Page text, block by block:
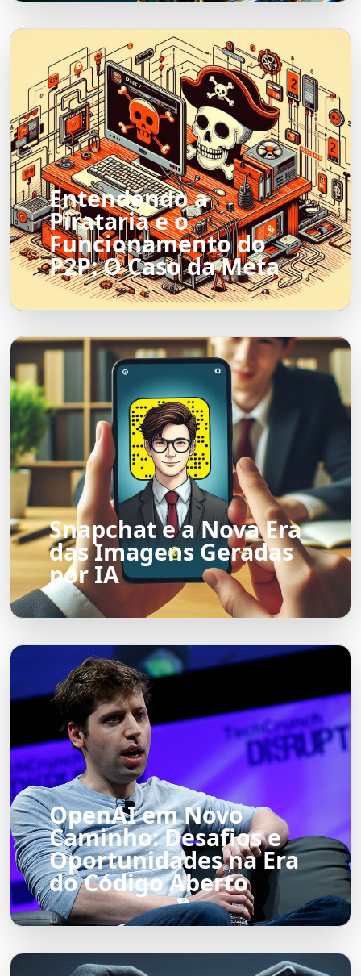
Entendendo a
Pirataria e o
Funcionamento do
P2P: O Caso da Meta
Snapchat e a Nova Era
das Imagens Geradas
por IA
OpenAI em Novo
Caminho: Desafios e
Oportunidades na Era
do Código Aberto